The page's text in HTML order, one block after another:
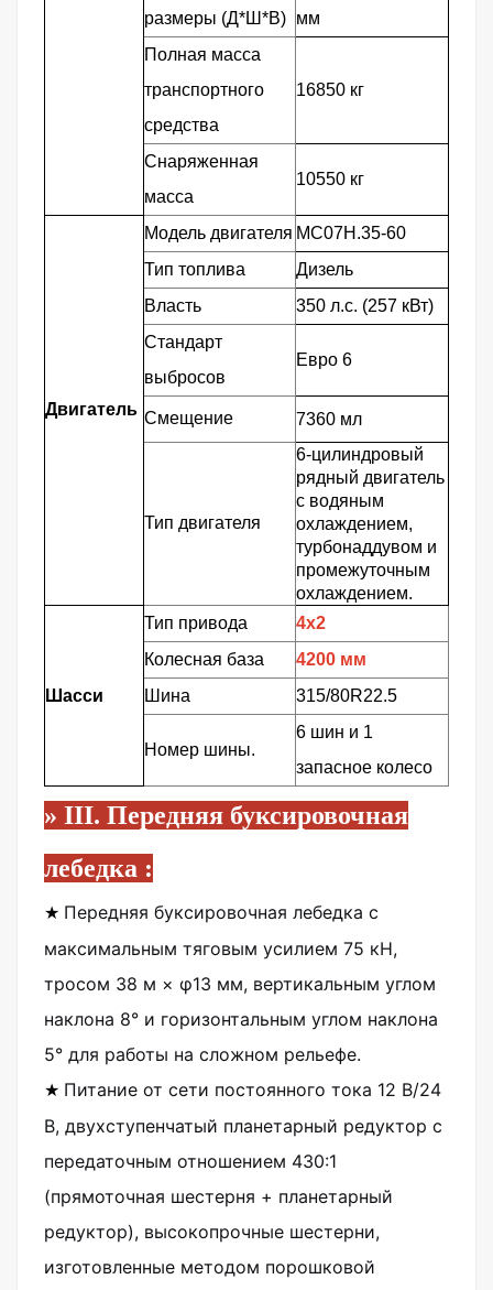
размеры (Д*Ш*В) мм
Полная масса
транспортного
средства
16850 кг
Снаряженная
масса
10550 кг
Двигатель
Модель двигателя MC07H.35-60
Тип топлива
Дизель
Власть
350 л.с. (257 кВт)
Стандарт
выбросов
Евро 6
Смещение 7360 мл
Тип двигателя
6-цилиндровый
рядный двигатель
с водяным
охлаждением,
турбонаддувом и
промежуточным
охлаждением.
Шасси
Тип привода
4х2
Колесная база
4200 мм
Шина
315/80R22.5
Номер шины.
6 шин и 1
запасное колесо
» III. Передняя буксировочная
лебедка :
★ Передняя буксировочная лебедка с
максимальным тяговым усилием 75 кН,
тросом 38 м × φ13 мм, вертикальным углом
наклона 8° и горизонтальным углом наклона
5° для работы на сложном рельефе.
★ Питание от сети постоянного тока 12 В/24
В, двухступенчатый планетарный редуктор с
передаточным отношением 430:1
(прямоточная шестерня + планетарный
редуктор), высокопрочные шестерни,
изготовленные методом порошковой